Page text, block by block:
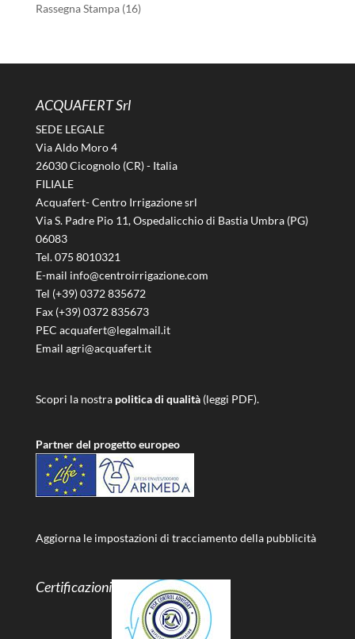
Rassegna Stampa(16)
ACQUAFERT Srl
SEDE LEGALE
Via Aldo Moro 4
26030 Cicognolo (CR) - Italia
FILIALE
Acquafert- Centro Irrigazione srl
Via S. Padre Pio 11, Ospedalicchio di Bastia Umbra (PG)
06083
Tel. 075 8010321
E-mail info@centroirrigazione.com
Tel (+39) 0372 835672
Fax (+39) 0372 835673
PEC acquafert@legalmail.it
Email agri@acquafert.it
Scopri la nostra politica di qualità(leggi PDF).
Partner del progetto europeo
Aggiorna le impostazioni di tracciamento della pubblicità
Certificazioni